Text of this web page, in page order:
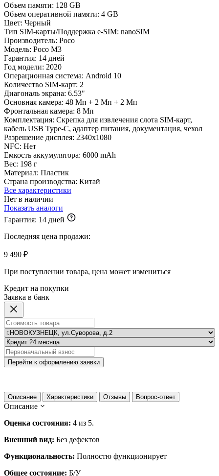
Объем памяти: 128 GB
Объем оперативной памяти: 4 GB
Цвет: Черный
Тип SIM-карты/Поддержка e-SIM: nanoSIM
Производитель: Poco
Модель: Poco M3
Гарантия: 14 дней
Год модели: 2020
Операционная система: Android 10
Количество SIM-карт: 2
Диагональ экрана: 6.53"
Основная камера: 48 Мп + 2 Мп + 2 Мп
Фронтальная камера: 8 Мп
Комплектация: Скрепка для извлечения слота SIM-карт,
кабель USB Type-C, адаптер питания, документация, чехол
Разрешение дисплея: 2340x1080
NFC: Нет
Емкость аккумулятора: 6000 mAh
Вес: 198 г
Материал: Пластик
Страна производства: Китай
Все характеристики
Нет в наличии
Показать аналоги
Гарантия: 14 дней
Последняя цена продажи:
9 490 ₽
При поступлении товара, цена может измениться
Кредит на покупки
Заявка в банк
Перейти к оформлению заявки
Описание Характеристики Отзывы Вопрос-ответ
Описание
Оценка состояния: 4 из 5.
Внешний вид: Без дефектов
Функциональность: Полностю функционирует
Общее состояние: Б/У